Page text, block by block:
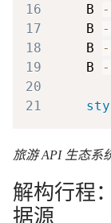
16
    B
17
    B
18
    B
19
    B
20
21
旅游 API 生态系
解构行程
据源